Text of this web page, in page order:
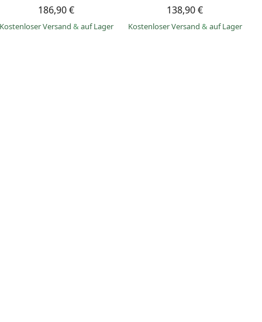
186,90 €
Kostenloser Versand & auf Lager
138,90 €
Kostenloser Versand & auf Lager